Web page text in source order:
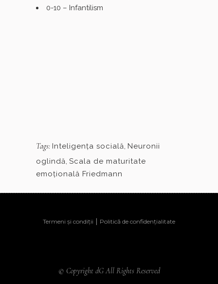
0-10 – Infantilism
Tags: Inteligenţa socială Neuronii
oglindă Scala de maturitate
emoţională Friedmann
Termeni și condiții | Politică de confidențialitate
© Copyright dG All Rights Reserved